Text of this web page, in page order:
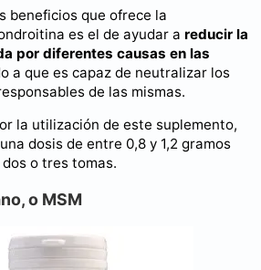
beneficios que ofrece la
es el de ayudar a reducir la
por diferentes causas en las
a que es capaz de neutralizar los
de las mismas.
la utilización de este suplemento,
dosis de entre 0,8 y 1,2 gramos
o tres tomas.
o MSM